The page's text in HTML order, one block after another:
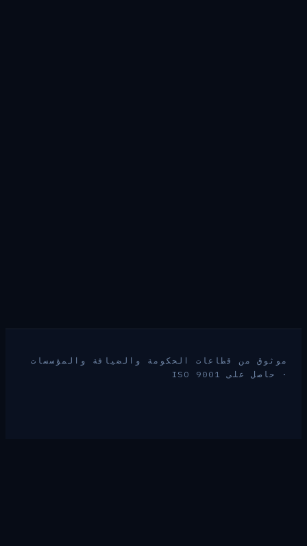
موثوق من قطاعات الحكومة والضيافة والمؤسسات
· حاصل على ISO 9001